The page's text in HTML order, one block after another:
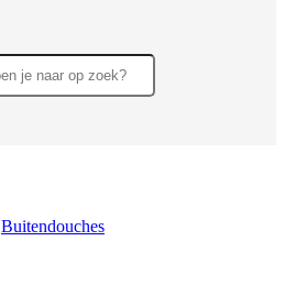
Buitendouches